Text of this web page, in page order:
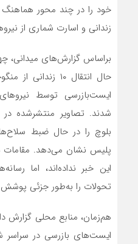
خود را در چند محور هماهنگ
زندانی و اسارت شماری از
براساس گزارش‌های میدانی،
حال انتقال ۱۰
ایست‌بازرسی توسط
شدند. تصاویر منتشرشده در
بلوچ را در حال ضبط
پلیس نشان می‌دهد. مقامات
این خبر نداده‌اند، اما
تحولات را به‌طور جزئی پوشش
هم‌زمان، منابع محلی گزارش
ایست‌های بازرسی در سراسر